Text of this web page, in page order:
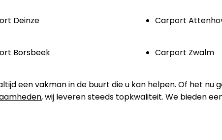
Deinze Carport
Borsbeek Carport Zwalm
een vakman in de buurt die u kan helpen. Of het nu
, wij leveren steeds topkwaliteit. We bieden